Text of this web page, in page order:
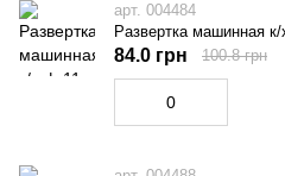
арт. 004484
Развертка машинная
84.0 грн 100.8 грн